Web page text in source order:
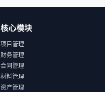
核心模块
项目管理
财务管理
合同管理
材料管理
资产管理